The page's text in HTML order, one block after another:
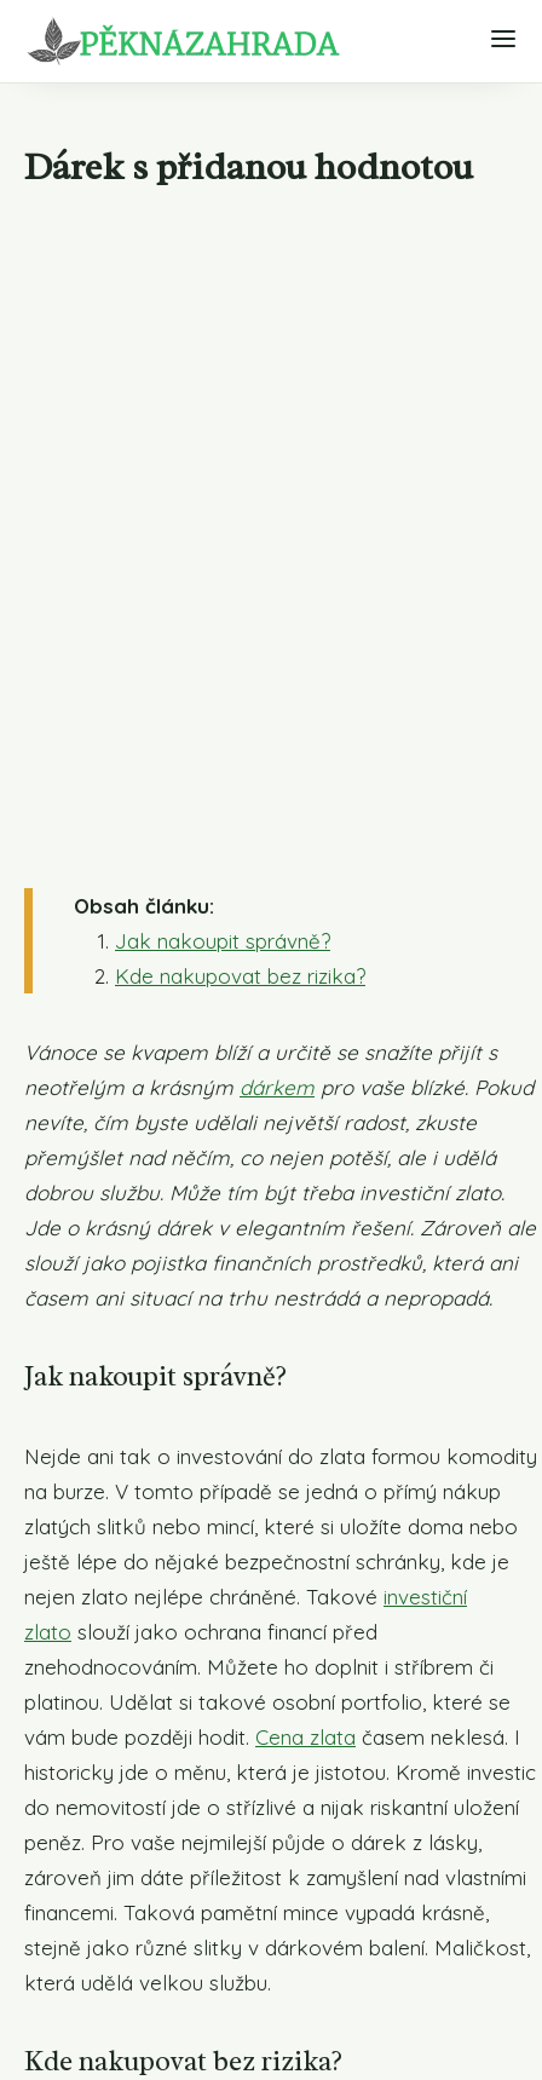
Dárek s přidanou hodnotou
Obsah článku:
Jak nakoupit správně?
Kde nakupovat bez rizika?
Vánoce se kvapem blíží a určitě se snažíte přijít s
neotřelým a krásným dárkem pro vaše blízké. Pokud
nevíte, čím byste udělali největší radost, zkuste
přemýšlet nad něčím, co nejen potěší, ale i udělá
dobrou službu. Může tím být třeba investiční zlato.
Jde o krásný dárek v elegantním řešení. Zároveň ale
slouží jako pojistka finančních prostředků, která ani
časem ani situací na trhu nestrádá a nepropadá.
Jak nakoupit správně?
Nejde ani tak o investování do zlata formou komodity
na burze. V tomto případě se jedná o přímý nákup
zlatých slitků nebo mincí, které si uložíte doma nebo
ještě lépe do nějaké bezpečnostní schránky, kde je
nejen zlato nejlépe chráněné. Takové investiční
zlato slouží jako ochrana financí před
znehodnocováním. Můžete ho doplnit i stříbrem či
platinou. Udělat si takové osobní portfolio, které se
vám bude později hodit. Cena zlata časem neklesá. I
historicky jde o měnu, která je jistotou. Kromě investic
do nemovitostí jde o střízlivé a nijak riskantní uložení
peněz. Pro vaše nejmilejší půjde o dárek z lásky,
zároveň jim dáte příležitost k zamyšlení nad vlastními
financemi. Taková pamětní mince vypadá krásně,
stejně jako různé slitky v dárkovém balení. Maličkost,
která udělá velkou službu.
Kde nakupovat bez rizika?